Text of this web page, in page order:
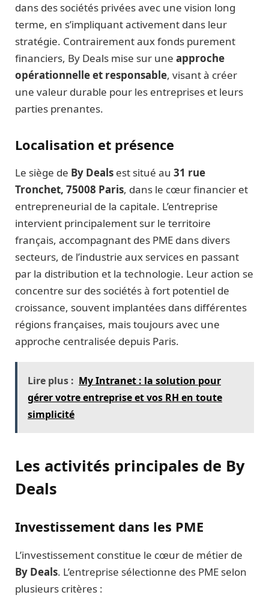
dans des sociétés privées avec une vision long
terme, en s’impliquant activement dans leur
stratégie. Contrairement aux fonds purement
financiers, By Deals mise sur une approche
opérationnelle et responsable, visant à créer
une valeur durable pour les entreprises et leurs
parties prenantes.
Localisation et présence
Le siège de By Deals est situé au 31 rue
Tronchet, 75008 Paris, dans le cœur financier et
entrepreneurial de la capitale. L’entreprise
intervient principalement sur le territoire
français, accompagnant des PME dans divers
secteurs, de l’industrie aux services en passant
par la distribution et la technologie. Leur action se
concentre sur des sociétés à fort potentiel de
croissance, souvent implantées dans différentes
régions françaises, mais toujours avec une
approche centralisée depuis Paris.
Lire plus : My Intranet : la solution pour
gérer votre entreprise et vos RH en toute
simplicité
Les activités principales de By
Deals
Investissement dans les PME
L’investissement constitue le cœur de métier de
By Deals. L’entreprise sélectionne des PME selon
plusieurs critères :